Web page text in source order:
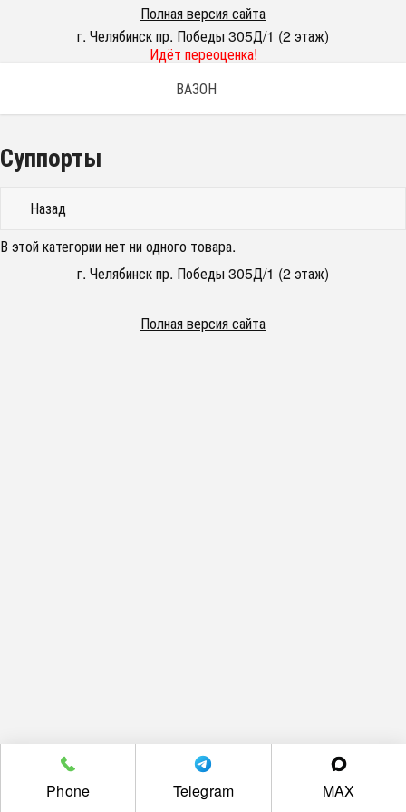
Полная версия сайта
г. Челябинск пр. Победы 305Д/1 (2 этаж)
Идёт переоценка!
ВАЗОН
Суппорты
Назад
В этой категории нет ни одного товара.
г. Челябинск пр. Победы 305Д/1 (2 этаж)
Полная версия сайта
Phone Telegram MAX